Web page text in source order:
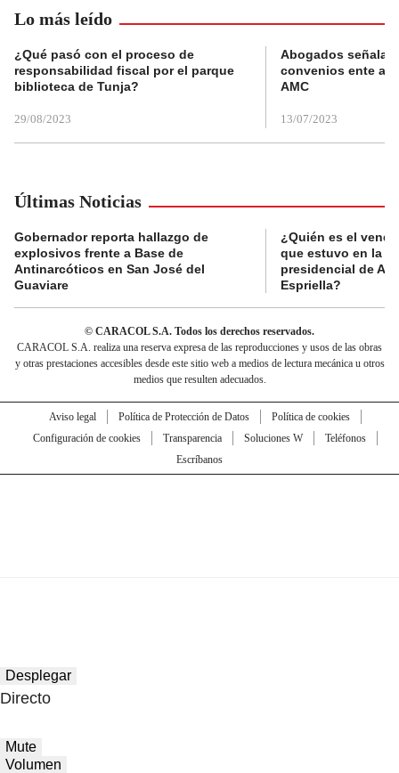
Lo más leído
¿Qué pasó con el proceso de
responsabilidad fiscal por el parque
biblioteca de Tunja?
29/08/2023
Abogados
convenios ente
AMC
13/07/2023
Últimas Noticias
Gobernador reporta hallazgo de
explosivos frente a Base de
Antinarcóticos en San José del
Guaviare
¿Quién es el
que estuvo en la
presidencial de
Espriella?
© CARACOL S.A. Todos los derechos reservados.
CARACOL S.A. realiza una reserva expresa de las reproducciones y usos de las obras
y otras prestaciones accesibles desde este sitio web a medios de lectura mecánica u otros
medios que resulten adecuados.
Aviso legal Política de Protección de Datos
Política de cookies
Configuración de cookies
Transparencia Soluciones W
Teléfonos
Escríbanos
Desplegar
Directo
Mute
Volumen